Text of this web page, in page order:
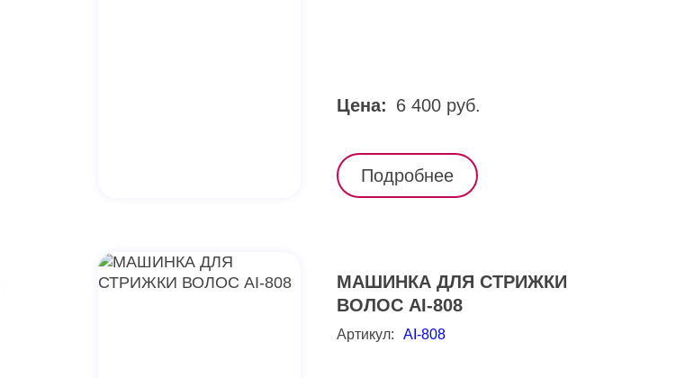
Цена: 6 400 руб.
Подробнее
МАШИНКА ДЛЯ СТРИЖКИ
ВОЛОС AI-808
Артикул: AI-808